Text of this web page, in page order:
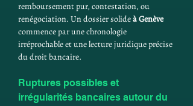
remboursement pur, contestation, ou
renégociation. Un dossier solide à Genève
commence par une chronologie
irréprochable et une lecture juridique précise
du droit bancaire.
Ruptures possibles et
irrégularités bancaires autour du